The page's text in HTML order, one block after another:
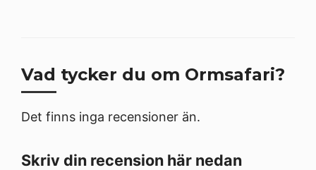
Vad tycker du om Ormsafari?
Det finns inga recensioner än.
Skriv din recension här nedan